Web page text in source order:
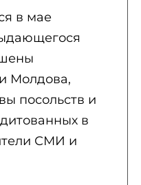
в мае
Молдова,
посольств и
в
СМИ и